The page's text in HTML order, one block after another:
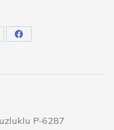
P-6287